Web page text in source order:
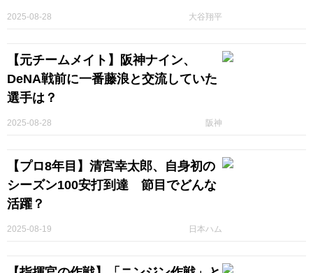
大谷翔平
2025-08-28
【元チームメイト】阪神ナイン、
DeNA戦前に一番藤浪と交流していた
選手は？
阪神
2025-08-28
【プロ8年目】清宮幸太郎、自身初の
シーズン100安打到達 節目でどんな
活躍？
日本ハム
2025-08-19